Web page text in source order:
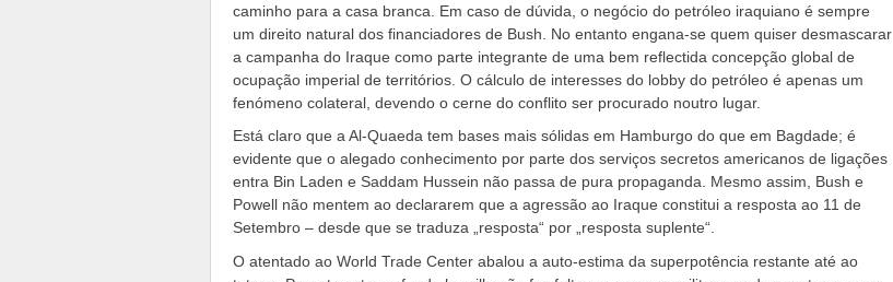
caminho para a casa branca. Em caso de dúvida, o negócio do petróleo iraquiano é sempre
um direito natural dos financiadores de Bush. No entanto engana-se quem quiser desmascarar
a campanha do Iraque como parte integrante de uma bem reflectida concepção global de
ocupação imperial de territórios. O cálculo de interesses do lobby do petróleo é apenas um
fenómeno colateral, devendo o cerne do conflito ser procurado noutro lugar.
Está claro que a Al-Quaeda tem bases mais sólidas em Hamburgo do que em Bagdade; é
evidente que o alegado conhecimento por parte dos serviços secretos americanos de ligações
entra Bin Laden e Saddam Hussein não passa de pura propaganda. Mesmo assim, Bush e
Powell não mentem ao declararem que a agressão ao Iraque constitui a resposta ao 11 de
Setembro – desde que se traduza „resposta“ por „resposta suplente“.
O atentado ao World Trade Center abalou a auto-estima da superpotência restante até ao